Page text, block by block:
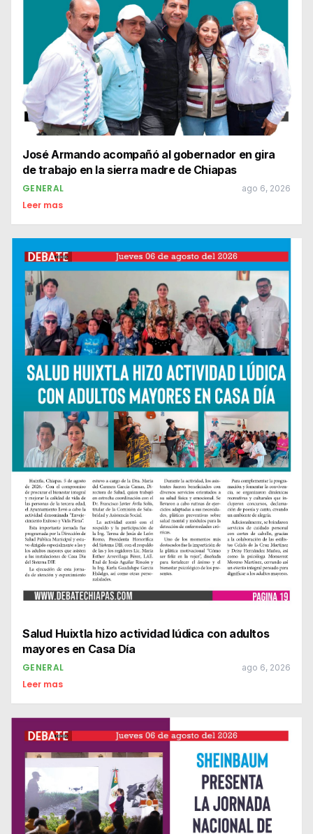
José Armando acompañó al gobernador en gira
de trabajo en la sierra madre de Chiapas
GENERAL ago 6, 2026
Leer mas
Salud Huixtla hizo actividad lúdica con adultos
mayores en Casa Día
GENERAL ago 6, 2026
Leer mas